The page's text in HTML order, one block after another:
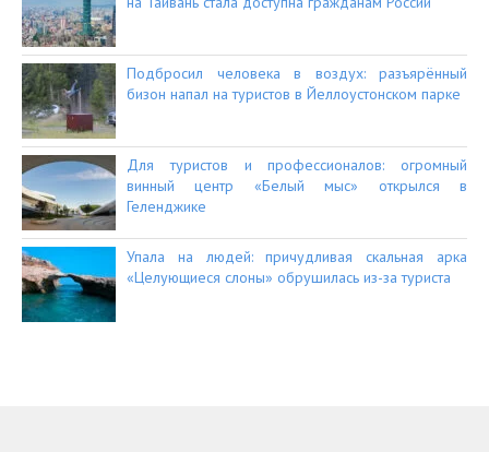
Подбросил человека в воздух: разъярённый
бизон напал на туристов в Йеллоустонском парке
Для туристов и профессионалов: огромный
винный центр «Белый мыс» открылся в
Геленджике
Упала на людей: причудливая скальная арка
«Целующиеся слоны» обрушилась из-за туриста